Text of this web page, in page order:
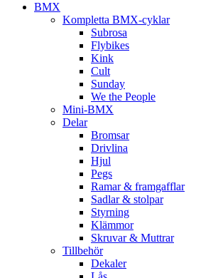
BMX
Kompletta BMX-cyklar
Subrosa
Flybikes
Kink
Cult
Sunday
We the People
Mini-BMX
Delar
Bromsar
Drivlina
Hjul
Pegs
Ramar & framgafflar
Sadlar & stolpar
Styrning
Klämmor
Skruvar & Muttrar
Tillbehör
Dekaler